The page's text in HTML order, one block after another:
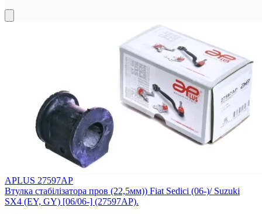
APLUS 27597AP
Втулка стабілізатора пров (22,5мм)) Fiat Sedici (06-)/ Suzuki
SX4 (EY, GY) [06/06-] (27597AP).